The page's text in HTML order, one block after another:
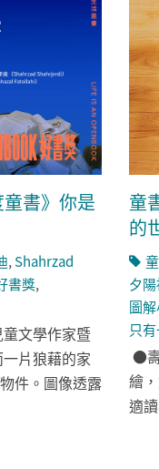
書》你是
, Shahrzad
書獎,
文學作家暨
片狼藉的家
件。圖像透露
童
的
夕
圖
只
●
繪
適